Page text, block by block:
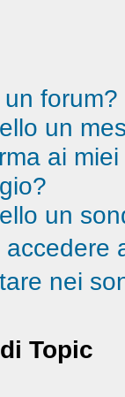
forum?
un
ai
un
nei
Topic